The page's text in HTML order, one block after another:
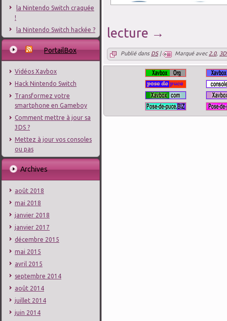
la Nintendo Switch craquée
!
la Nintendo Switch hackée ?
PortailBox
Vidéos Xavbox
Hack Nintendo Switch
Transformez votre
smartphone en Gameboy
Comment mettre à jour sa
3DS ?
Mettez à jour vos consoles
ou pas
Archives
août 2018
mai 2018
janvier 2018
janvier 2017
décembre 2015
mai 2015
avril 2015
septembre 2014
août 2014
juillet 2014
juin 2014
lecture →
Publié dans DS| Marqué avec 2.0,